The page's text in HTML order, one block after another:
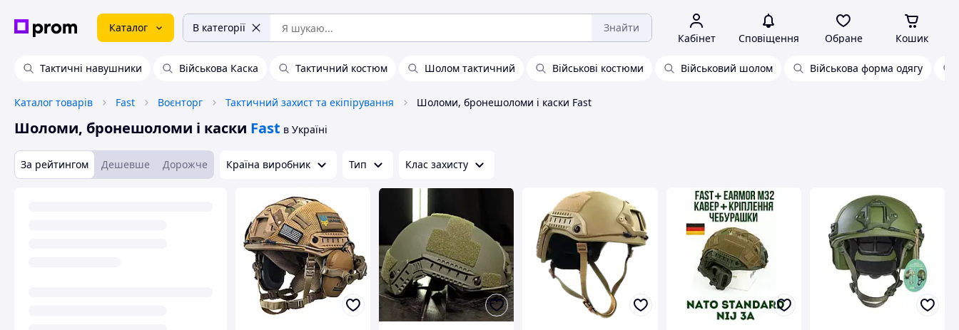
Каталог В категорії Знайти
Кабінет Сповіщення Обране Кошик
Тактичні навушники Військова Каска Тактичний костюм Шолом тактичний Військові костюми Військовий шолом Військова форма одягу
Каталог товарів Fast Воєнторг Тактичний захист та екіпірування Шоломи, бронешоломи і каски Fast
Шоломи, бронешоломи і каски Fast в Україні
За рейтингом Дешевше Дорожче Країна виробник Тип Клас захисту